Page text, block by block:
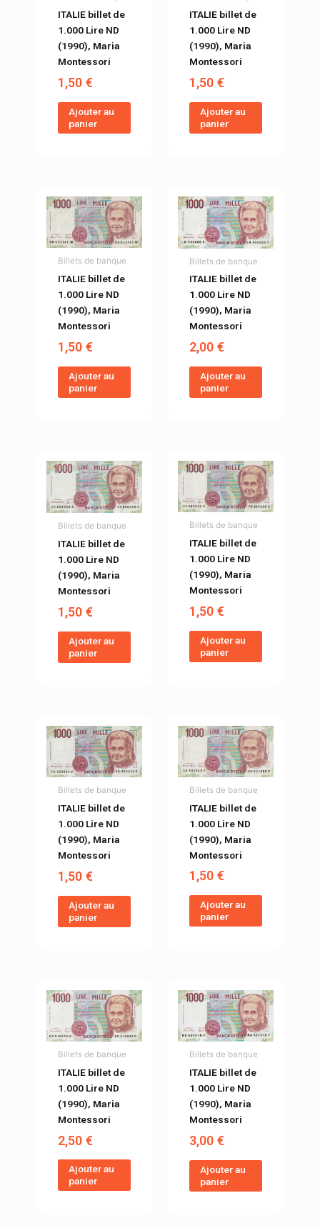
ITALIE billet de
1.000 Lire ND
(1990), Maria
Montessori
1,50€
Ajouter au
panier
ITALIE billet de
1.000 Lire ND
(1990), Maria
Montessori
1,50€
Ajouter au
panier
Billets de banque
ITALIE billet de
1.000 Lire ND
(1990), Maria
Montessori
1,50€
Ajouter au
panier
Billets de banque
ITALIE billet de
1.000 Lire ND
(1990), Maria
Montessori
2,00€
Ajouter au
panier
Billets de banque
ITALIE billet de
1.000 Lire ND
(1990), Maria
Montessori
1,50€
Ajouter au
panier
Billets de banque
ITALIE billet de
1.000 Lire ND
(1990), Maria
Montessori
1,50€
Ajouter au
panier
Billets de banque
ITALIE billet de
1.000 Lire ND
(1990), Maria
Montessori
1,50€
Ajouter au
panier
Billets de banque
ITALIE billet de
1.000 Lire ND
(1990), Maria
Montessori
1,50€
Ajouter au
panier
Billets de banque
ITALIE billet de
1.000 Lire ND
(1990), Maria
Montessori
2,50€
Ajouter au
panier
Billets de banque
ITALIE billet de
1.000 Lire ND
(1990), Maria
Montessori
3,00€
Ajouter au
panier